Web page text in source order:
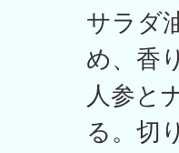
サラダ
め、香
人参と
る。切